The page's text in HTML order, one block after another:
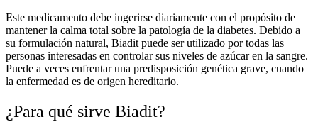
Este medicamento debe ingerirse diariamente con el propósito de
mantener la calma total sobre la patología de la diabetes. Debido a
su formulación natural, Biadit puede ser utilizado por todas las
personas interesadas en controlar sus niveles de azúcar en la sangre.
Puede a veces enfrentar una predisposición genética grave, cuando
la enfermedad es de origen hereditario.
¿Para qué sirve Biadit?